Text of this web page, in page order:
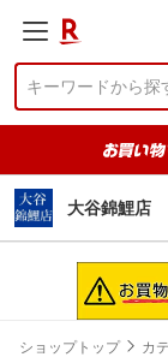
大谷錦鯉店
ショップトップ カ